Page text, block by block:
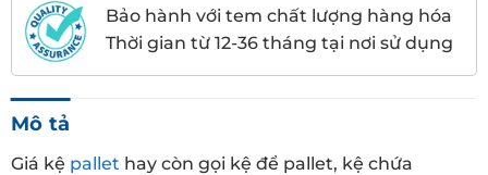
Bảo hành với tem chất lượng hàng hóa
Thời gian từ 12-36 tháng tại nơi sử dụng
Mô tả
Giá kệ pallet hay còn gọi kệ để pallet, kệ chứa